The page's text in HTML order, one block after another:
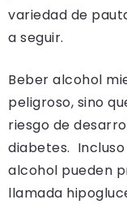
variedad de
a seguir.
Beber alcohol
peligroso, sino
riesgo de
diabetes.
alcohol pueden
llamada